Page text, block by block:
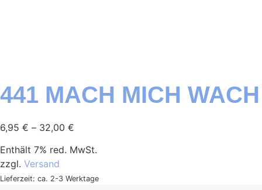
441 MACH MICH WACH
6,95 € – 32,00 €
Enthält 7% red. MwSt.
zzgl. Versand
Lieferzeit: ca. 2-3 Werktage